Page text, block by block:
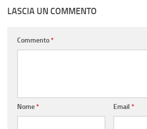
LASCIA UN COMMENTO
Commento*
Nome* Email *